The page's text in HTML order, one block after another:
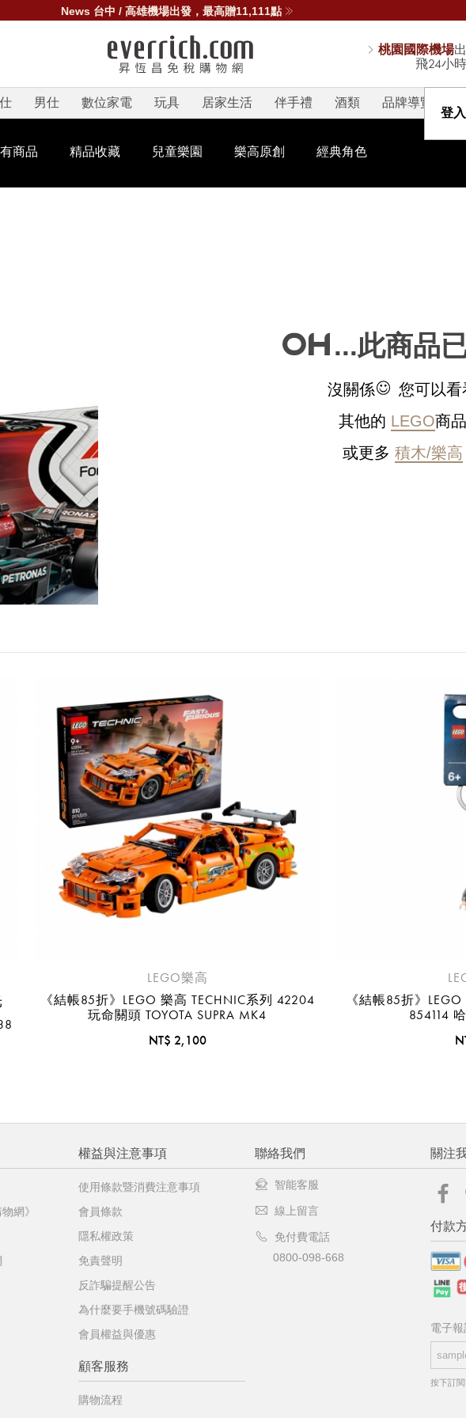
News 台中 / 高雄機場出發，最高贈11,111點
桃園國際機場
飛24小
登
男仕 數位家電 玩具 居家生活 伴手禮 酒類 品牌導覽
商品 精品收藏 兒童樂園 樂高原創 經典角色
桃園國際機場(TPE)
臺北松山機場(TSA)
臺中國際機場(RMQ)
高雄國際機場(KHH)
國際線出境旅客使用
場的下單時間皆不相同，細節或訂購流程指引，請瀏覽
...此商品
沒關係
您可以看
其他的 LEGO商品
或更多 積木/樂高
LEGO樂高
《結帳85折》LEGO 樂高 TECHNIC系列 42204
玩命關頭 TOYOTA SUPRA MK4
NT$ 2,100
《結帳85折》LEGO
854114
網》
權益與注意事項
使用條款暨消費注意事項
會員條款
隱私權政策
免責聲明
反詐騙提醒公告
為什麼要手機號碼驗證
會員權益與優惠
顧客服務
購物流程
聯絡我們
智能客服
線上留言
免付費電話
0800-098-668
關注
付款
電子報
按下訂